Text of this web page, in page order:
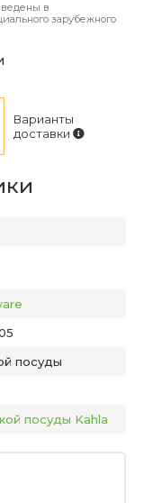
в
зарубежного
Варианты
доставки
посуды
посуды Kahla